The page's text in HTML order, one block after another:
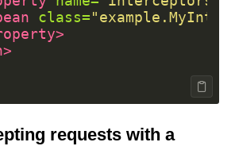
class=
requests with a